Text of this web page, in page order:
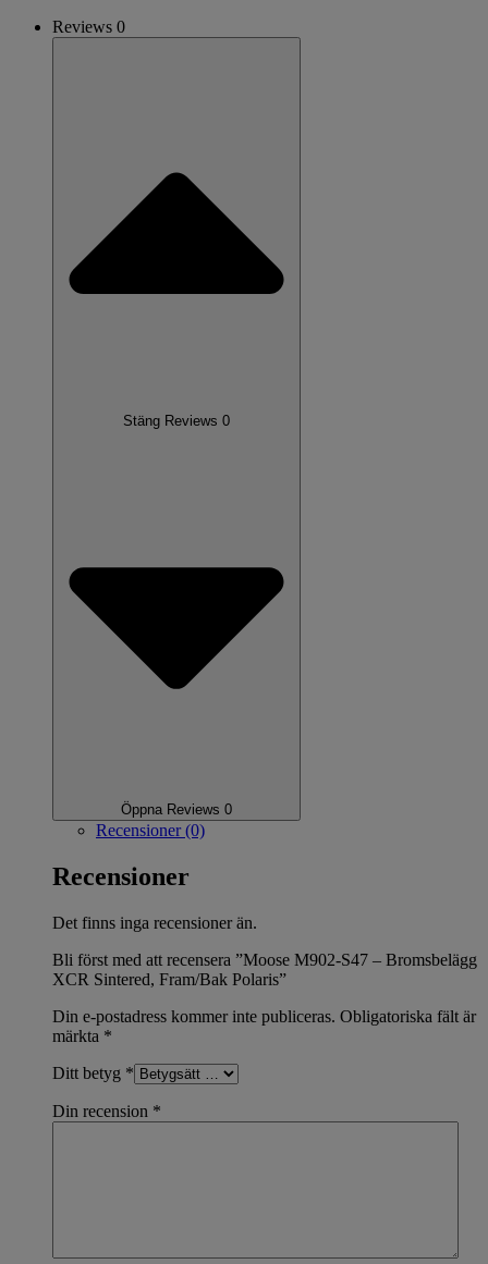
Reviews 0
Stäng Reviews 0
Öppna Reviews 0
Recensioner (0)
Recensioner
Det finns inga recensioner än.
Bli först med att recensera ”Moose M902-S47 – Bromsbelägg
XCR Sintered, Fram/Bak Polaris”
Din e-postadress kommer inte publiceras. Obligatoriska fält är
märkta *
Ditt betyg *
Din recension *